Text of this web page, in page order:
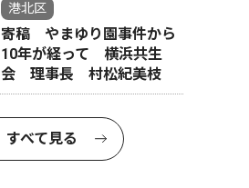
港北区
寄稿 やまゆり園事件から
10年が経って 横浜共生
会 理事長 村松紀美枝
すべて見る